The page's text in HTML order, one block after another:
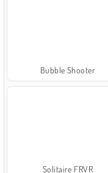
Bubble Shooter
Solitaire FRVR